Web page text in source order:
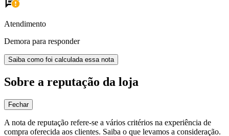
Atendimento
Demora para responder
Saiba como foi calculada essa nota
Sobre a reputação da loja
Fechar
A nota de reputação refere-se a vários critérios na experiência de
compra oferecida aos clientes. Saiba o que levamos a consideração.